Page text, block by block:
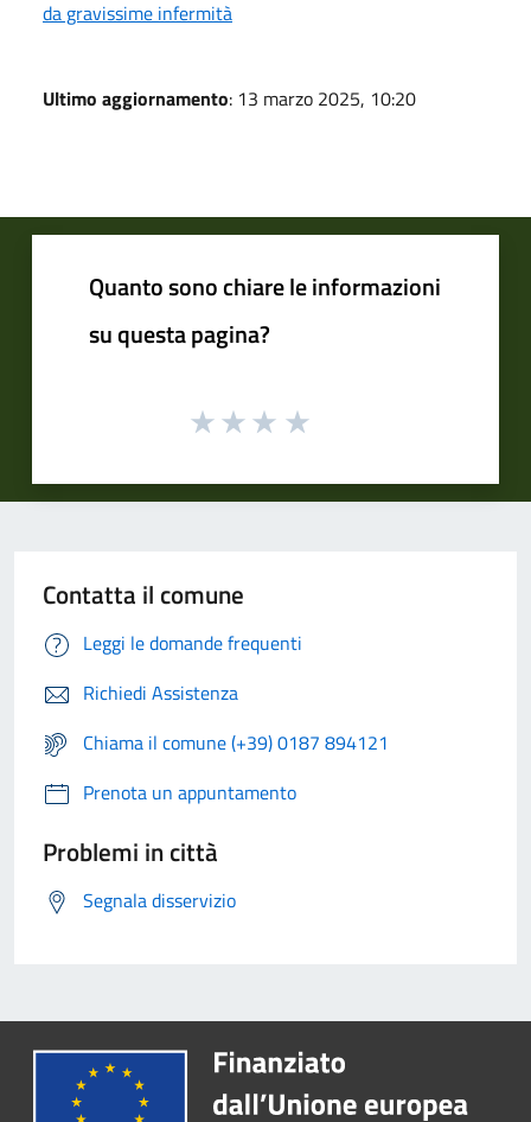
da gravissime infermità
Ultimo aggiornamento: 13 marzo 2025, 10:20
Quanto sono chiare le informazioni
su questa pagina?
Contatta il comune
Leggi le domande frequenti
Richiedi Assistenza
Chiama il comune (+39) 0187 894121
Prenota un appuntamento
Problemi in città
Segnala disservizio